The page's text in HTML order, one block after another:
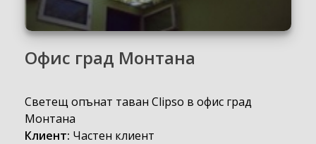
Офис град Монтана
Светещ опънат таван Clipso в офис град
Монтана
Клиент: Частен клиент